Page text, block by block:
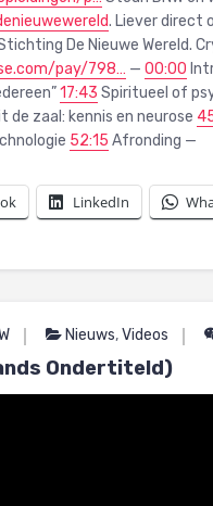
. Liever direct
De Nieuwe Wereld.
pay/798… — 00:00
17:43 Spiritueel of
de zaal: kennis en neurose
52:15 Afronding —
LinkedIn
Nieuws,Videos
Ondertiteld)